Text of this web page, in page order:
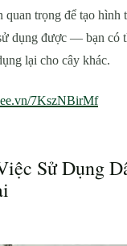
quan trọng để tạo hình
dụng được — bạn có
lại cho cây khác.
7KszNBirMf
Sử Dụng